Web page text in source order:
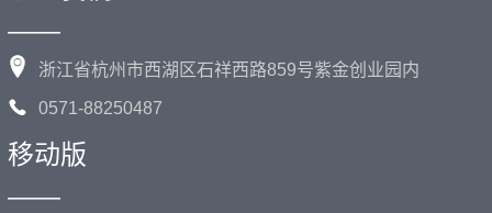
——
浙江省杭州市西湖区石祥西路859号紫金创业园内
0571-88250487
移动版
——